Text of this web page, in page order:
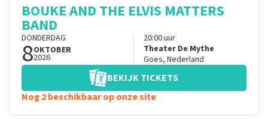
BOUKE AND THE ELVIS MATTERS
BAND
DONDERDAG
8OKTOBER
2026
20:00uur
Theater De Mythe
Goes, Nederland
BEKIJK TICKETS
Nog 2 beschikbaar op onze site